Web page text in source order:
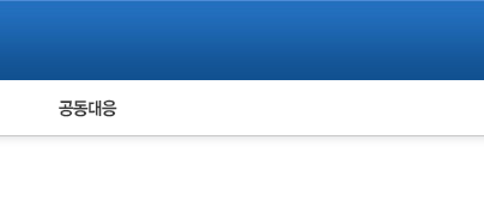
피해자 공동대응